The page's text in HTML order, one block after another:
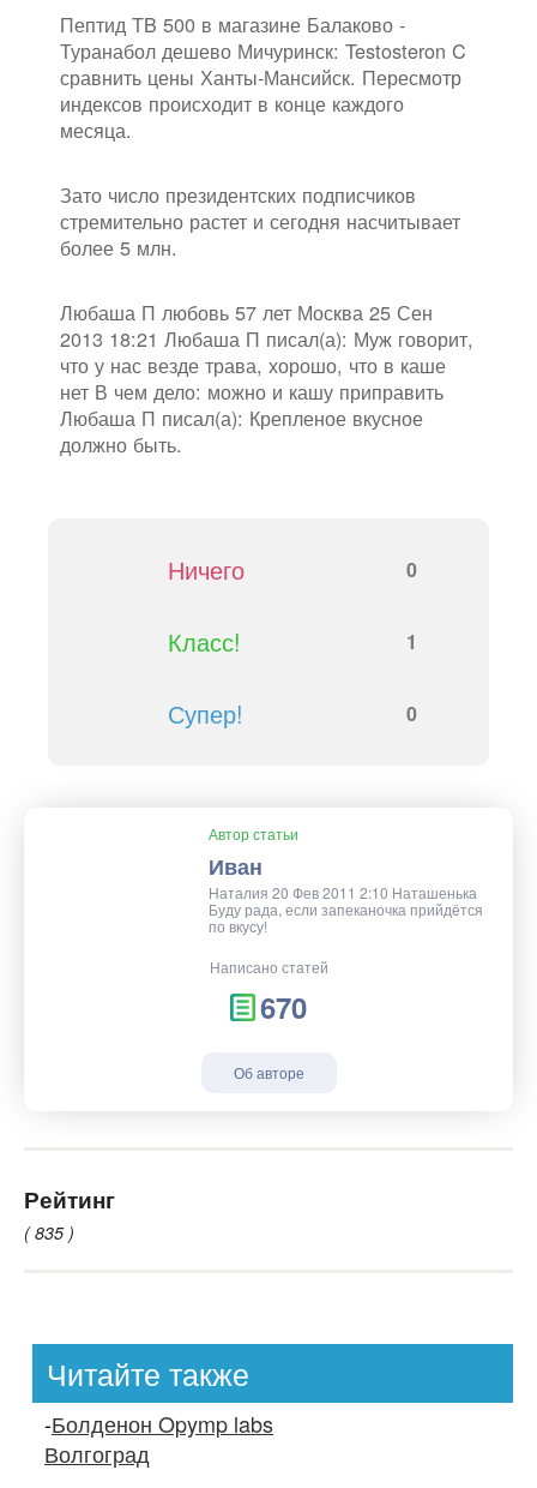
Пептид TB 500 в магазине Балаково -
Туранабол дешево Мичуринск: Testosteron C
сравнить цены Ханты-Мансийск. Пересмотр
индексов происходит в конце каждого
месяца.
Зато число президентских подписчиков
стремительно растет и сегодня насчитывает
более 5 млн.
Любаша П любовь 57 лет Москва 25 Сен
2013 18:21 Любаша П писал(а): Муж говорит,
что у нас везде трава, хорошо, что в каше
нет В чем дело: можно и кашу приправить
Любаша П писал(а): Крепленое вкусное
должно быть.
Ничего 0
Класс! 1
Супер! 0
Автор статьи
Иван
Наталия 20 Фев 2011 2:10 Наташенька
Буду рада, если запеканочка прийдётся
по вкусу!
Написано статей
670
Об авторе
Рейтинг
( 835 )
Читайте также
-Болденон Opymp labs
Волгоград